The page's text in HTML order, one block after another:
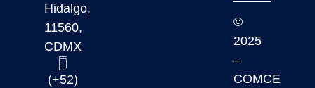
Hidalgo,
11560,
CDMX
(+52)
©
2025
–
COMCE